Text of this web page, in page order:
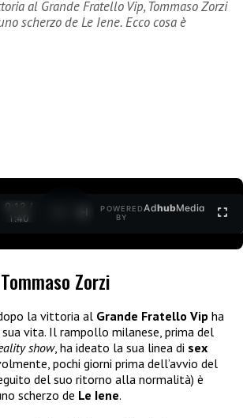
al Grande Fratello Vip, Tommaso Zorzi
scherzo de Le Iene. Ecco cosa è
0:12 /
1:40
POWERED
BY
AdhubMedia
Zorzi
la vittoria al Grande Fratello Vip ha
vita. Il rampollo milanese, prima del
show, ha ideato la sua linea di sex
pochi giorni prima dell’avvio del
del suo ritorno alla normalità) è
scherzo de Le Iene.